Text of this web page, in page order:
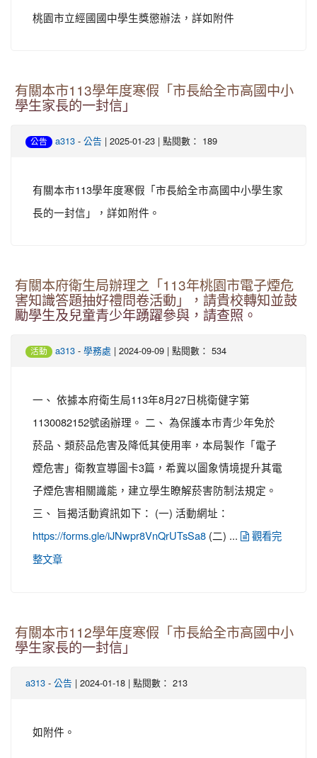
桃園市立經國國中學生獎懲辦法，詳如附件
有關本市113學年度寒假「市長給全市高國中小
學生家長的一封信」
公告 a313 - 公告 | 2025-01-23 | 點閱數： 189
有關本市113學年度寒假「市長給全市高國中小學生家
長的一封信」，詳如附件。
有關本府衛生局辦理之「113年桃園市電子煙危
害知識答題抽好禮問卷活動」，請貴校轉知並鼓
勵學生及兒童青少年踴躍參與，請查照。
活動 a313 - 學務處 | 2024-09-09 | 點閱數： 534
一、 依據本府衛生局113年8月27日桃衛健字第
1130082152號函辦理。 二、 為保護本市青少年免於
菸品、類菸品危害及降低其使用率，本局製作「電子
煙危害」衛教宣導圖卡3篇，希冀以圖象情境提升其電
子煙危害相關識能，建立學生瞭解菸害防制法規定。
三、 旨揭活動資訊如下： (一) 活動網址：
https://forms.gle/iJNwpr8VnQrUTsSa8 (二) ... 觀看完
整文章
有關本市112學年度寒假「市長給全市高國中小
學生家長的一封信」
a313 - 公告 | 2024-01-18 | 點閱數： 213
如附件。